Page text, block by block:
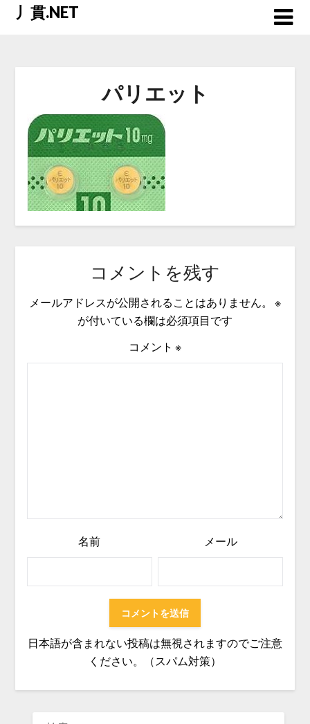
Skip丿貫.NET
パリエット
コメントを残す
メールアドレスが公開されることはありません。
※
が付いている欄は必須項目です
コメント ※
名前 メール
日本語が含まれない投稿は無視されますのでご注意
ください。（スパム対策）